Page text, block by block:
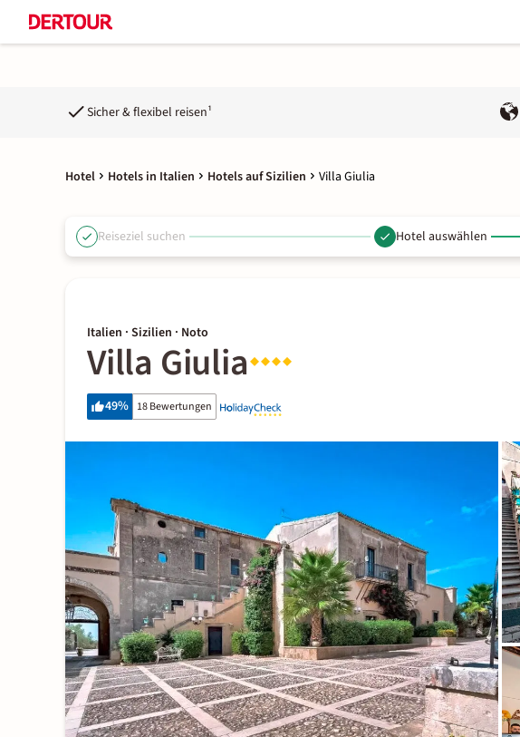
Sicher & flexibel reisen¹
Hotel Hotels in Italien Hotels auf Sizilien Villa Giulia
Reiseziel suchen Hotel auswählen
Italien · Sizilien · Noto
Villa Giulia
49% 18 Bewertungen